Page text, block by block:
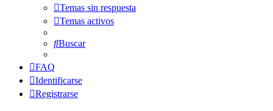
Temas sin respuesta
Temas activos
Buscar
FAQ
Identificarse
Registrarse